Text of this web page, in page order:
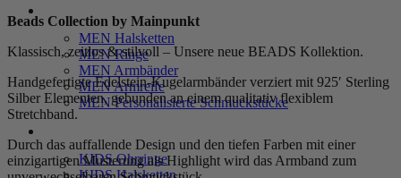
MEN Halsketten
MEN Ringe
MEN Armbänder
MEN Armreife
MEN Personalisierte Schmuckstücke
KIDS Ohrringe
KIDS Halsketten
Beads Collection by Mainpunkt
Klassisch, zeitlos & stilvoll – Unsere neue BEADS Kollektion.
Handgefertigte Edelstein-Kugelarmbänder verziert mit 925′ Sterling
Silber Elementen, gebunden an einem qualitativ flexiblem
Stretchband.
Durch das auffallende Design und den tiefen Farben mit einer
einzigartigen Musterung als Highlight wird das Armband zum